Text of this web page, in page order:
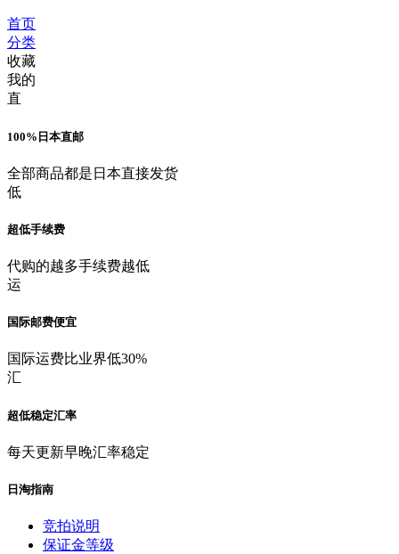
首页
分类
收藏
我的
直
100%日本直邮
全部商品都是日本直接发货
低
超低手续费
代购的越多手续费越低
运
国际邮费便宜
国际运费比业界低30%
汇
超低稳定汇率
每天更新早晚汇率稳定
日淘指南
竞拍说明
保证金等级